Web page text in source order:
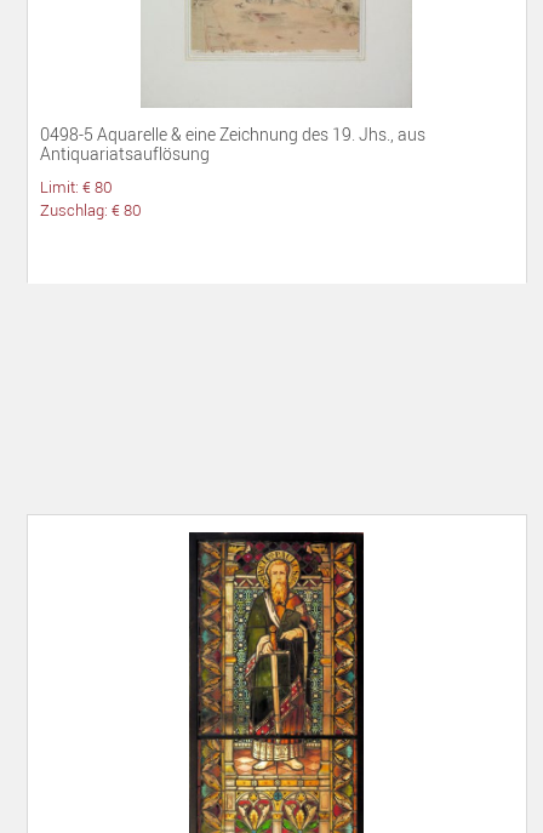
0498-5 Aquarelle & eine Zeichnung des 19. Jhs., aus
Antiquariatsauflösung
Limit: € 80
Zuschlag: € 80